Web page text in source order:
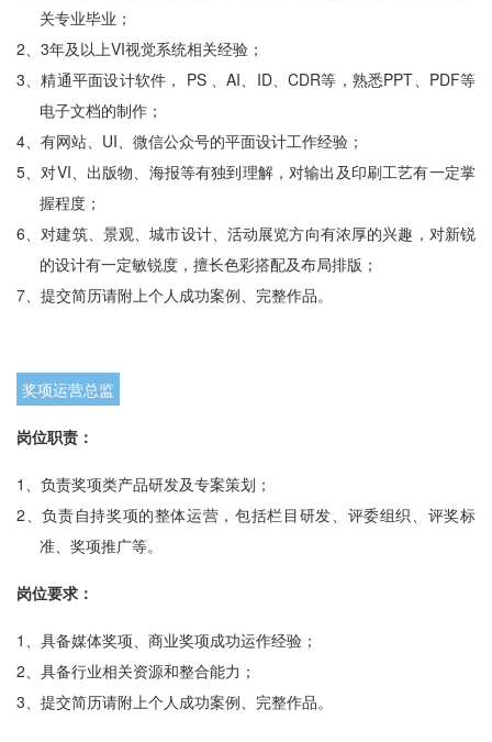
关专业毕业；
2、 3年及以上VI视觉系统相关经验；
3、精通平面设计软件， PS 、AI、ID、CDR等，熟悉PPT、PDF等
电子文档的制作；
4、 有网站、UI、微信公众号的平面设计工作经验；
5、对VI、出版物、海报等有独到理解，对输出及印刷工艺有一定掌
握程度；
6、对建筑、景观、城市设计、活动展览方向有浓厚的兴趣，对新锐
的设计有一定敏锐度，擅长色彩搭配及布局排版；
7、 提交简历请附上个人成功案例、完整作品。
奖项运营总监
岗位职责：
1、 负责奖项类产品研发及专案策划；
2、负责自持奖项的整体运营，包括栏目研发、评委组织、评奖标
准、奖项推广等。
岗位要求：
1、 具备媒体奖项、商业奖项成功运作经验；
2、 具备行业相关资源和整合能力；
3、 提交简历请附上个人成功案例、完整作品。